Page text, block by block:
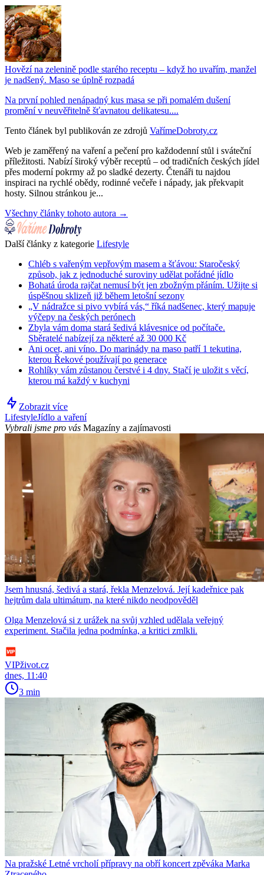
Hovězí na zelenině podle starého receptu – když ho uvařím, manžel
je nadšený. Maso se úplně rozpadá
Na první pohled nenápadný kus masa se při pomalém dušení
promění v neuvěřitelně šťavnatou delikatesu....
Tento článek byl publikován ze zdrojů VařímeDobroty.cz
Web je zaměřený na vaření a pečení pro každodenní stůl i sváteční
příležitosti. Nabízí široký výběr receptů – od tradičních českých jídel
přes moderní pokrmy až po sladké dezerty. Čtenáři tu najdou
inspiraci na rychlé obědy, rodinné večeře i nápady, jak překvapit
hosty. Silnou stránkou je...
Všechny články tohoto autora →
Další články z kategorie Lifestyle
Chléb s vařeným vepřovým masem a šťávou: Staročeský
způsob, jak z jednoduché suroviny udělat pořádné jídlo
Bohatá úroda rajčat nemusí být jen zbožným přáním. Užijte si
úspěšnou sklizeň již během letošní sezony
„V nádražce si pivo vybírá vás,“ říká nadšenec, který mapuje
výčepy na českých perónech
Zbyla vám doma stará šedivá klávesnice od počítače.
Sběratelé nabízejí za některé až 30 000 Kč
Ani ocet, ani víno. Do marinády na maso patří 1 tekutina,
kterou Řekové používají po generace
Rohlíky vám zůstanou čerstvé i 4 dny. Stačí je uložit s věcí,
kterou má každý v kuchyni
Zobrazit více
LifestyleJídlo a vaření
Vybrali jsme pro vás Magazíny a zajímavosti
Jsem hnusná, šedivá a stará, řekla Menzelová. Její kadeřnice pak
hejtrům dala ultimátum, na které nikdo neodpověděl
Olga Menzelová si z urážek na svůj vzhled udělala veřejný
experiment. Stačila jedna podmínka, a kritici zmlkli.
VIPživot.cz
dnes, 11:40
3 min
Na pražské Letné vrcholí přípravy na obří koncert zpěváka Marka